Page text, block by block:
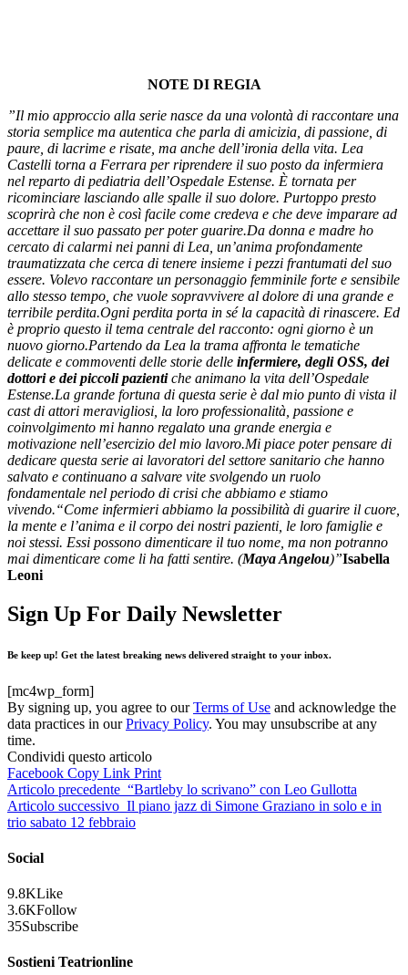
NOTE DI REGIA
”Il mio approccio alla serie nasce da una volontà di raccontare una
storia semplice ma autentica che parla di amicizia, di passione, di
paure, di lacrime e risate, ma anche dell’ironia della vita. Lea
Castelli torna a Ferrara per riprendere il suo posto da infermiera
nel reparto di pediatria dell’Ospedale Estense. È tornata per
ricominciare lasciando alle spalle il suo dolore. Purtoppo presto
scoprirà che non è così facile come credeva e che deve imparare ad
accettare il suo passato per poter guarire.Da donna e madre ho
cercato di calarmi nei panni di Lea, un’anima profondamente
traumatizzata che cerca di tenere insieme i pezzi frantumati del suo
essere. Volevo raccontare un personaggio femminile forte e sensibile
allo stesso tempo, che vuole sopravvivere al dolore di una grande e
terribile perdita.Ogni perdita porta in sé la capacità di rinascere. Ed
è proprio questo il tema centrale del racconto: ogni giorno è un
nuovo giorno.Partendo da Lea la trama affronta le tematiche
delicate e commoventi delle storie delle infermiere, degli OSS, dei
dottori e dei piccoli pazientiche animano la vita dell’Ospedale
Estense.La grande fortuna di questa serie è dal mio punto di vista il
cast di attori meravigliosi, la loro professionalità, passione e
coinvolgimento mi hanno regalato una grande energia e
motivazione nell’esercizio del mio lavoro.Mi piace poter pensare di
dedicare questa serie ai lavoratori del settore sanitario che hanno
salvato e continuano a salvare vite svolgendo un ruolo
fondamentale nel periodo di crisi che abbiamo e stiamo
vivendo.“Come infermieri abbiamo la possibilità di guarire il cuore,
la mente e l’anima e il corpo dei nostri pazienti, le loro famiglie e
noi stessi. Essi possono dimenticare il tuo nome, ma non potranno
mai dimenticare come li ha fatti sentire. (Maya Angelou)”Isabella
Leoni
Sign Up For Daily Newsletter
Be keep up! Get the latest breaking news delivered straight to your inbox.
[mc4wp_form]
By signing up, you agree to ourTerms of Use and acknowledge the
data practices in ourPrivacy Policy. You may unsubscribe at any
time.
Condividi questo articolo
Facebook Copy Link Print
Articolo precedente “Bartleby lo scrivano” con Leo Gullotta
Articolo successivo Il piano jazz di Simone Graziano in solo e in
trio sabato 12 febbraio
Social
9.8KLike
3.6KFollow
35Subscribe
Sostieni Teatrionline